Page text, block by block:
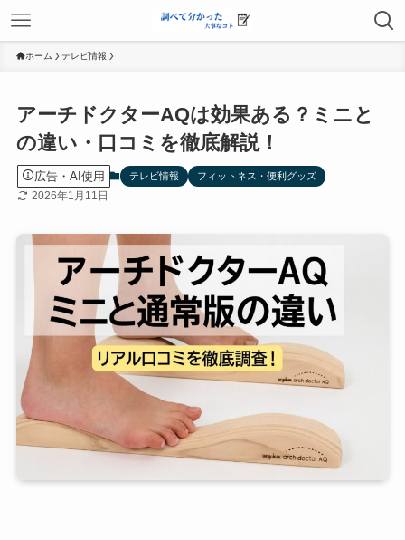
ホーム テレビ情報
アーチドクターAQは効果ある？ミニと
の違い・口コミを徹底解説！
広告・AI使用 テレビ情報 フィットネス・便利グッズ
2026年1月11日